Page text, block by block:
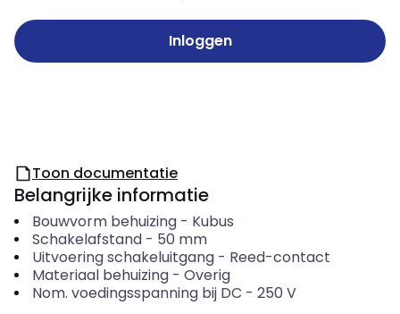
Inloggen
Toon documentatie
Belangrijke informatie
Bouwvorm behuizing- Kubus
Schakelafstand- 50 mm
Uitvoering schakeluitgang- Reed-contact
Materiaal behuizing- Overig
Nom. voedingsspanning bij DC - 250 V